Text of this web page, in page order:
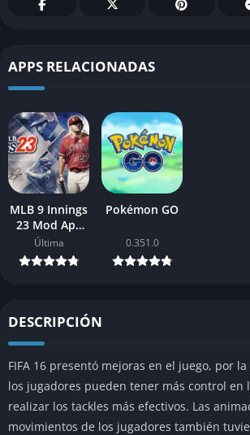
APPS RELACIONADAS
MLB 9 Innings
23 Mod Apk
para Android
Última
Pokémon GO
0.351.0
DESCRIPCIÓN
FIFA 16 presentó mejoras en el juego, por
los jugadores pueden tener más control en
realizar los tackles más efectivos. Las
movimientos de los jugadores también